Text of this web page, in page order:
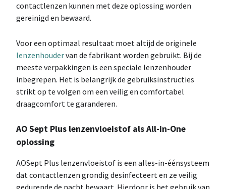
contactlenzen kunnen met deze oplossing worden
gereinigd en bewaard.
Voor een optimaal resultaat moet altijd de originele
lenzenhoudervan de fabrikant worden gebruikt. Bij de
meeste verpakkingen is een speciale lenzenhouder
inbegrepen. Het is belangrijk de gebruiksinstructies
strikt op te volgen om een veilig en comfortabel
draagcomfort te garanderen.
AO Sept Plus lenzenvloeistof als All-in-One
oplossing
AOSept Plus lenzenvloeistof is een alles-in-éénsysteem
dat contactlenzen grondig desinfecteert en ze veilig